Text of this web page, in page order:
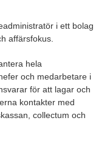
i ett bolag
affärsfokus.
hela
och medarbetare i
för att lagar och
kontakter med
collectum och